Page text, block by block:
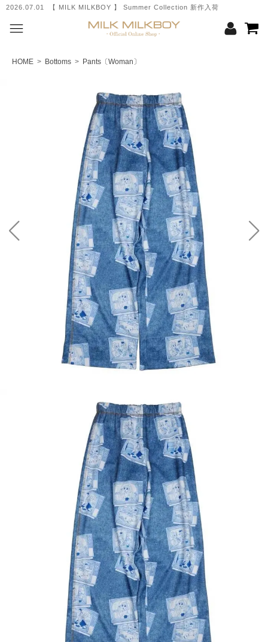
2026.07.01 【 MILK MILKBOY 】 Summer Collection 新作入荷
HOME > Bottoms > Pants〔Woman〕